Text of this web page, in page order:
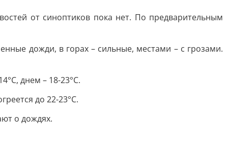
от синоптиков пока нет. По предварительным
дожди, в горах – сильные, местами – с грозами.
днем – 18-23°С.
до 22-23°С.
о дождях.